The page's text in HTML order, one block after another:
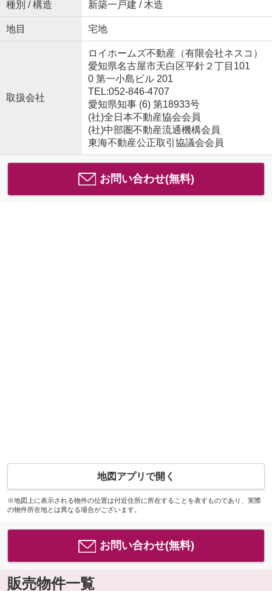
種別 / 構造 新築一戸建 / 木造
地目 宅地
取扱会社
ロイホームズ不動産（有限会社ネスコ）
愛知県名古屋市天白区平針２丁目101
0 第一小島ビル 201
TEL:052-846-4707
愛知県知事 (6) 第18933号
(社)全日本不動産協会会員
(社)中部圏不動産流通機構会員
東海不動産公正取引協議会会員
お問い合わせ(無料)
地図アプリで開く
※地図上に表示される物件の位置は付近住所に所在することを表すものであり、実際
の物件所在地とは異なる場合がございます。
お問い合わせ(無料)
販売物件一覧